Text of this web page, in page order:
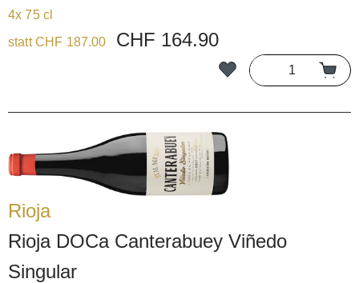
4x 75 cl
statt CHF 187.00
CHF 164.90
Rioja
Rioja DOCa Canterabuey Viñedo
Singular